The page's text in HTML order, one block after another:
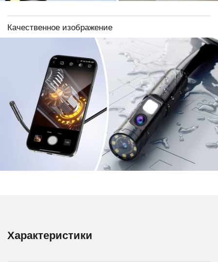
Качественное изображение
Характеристики